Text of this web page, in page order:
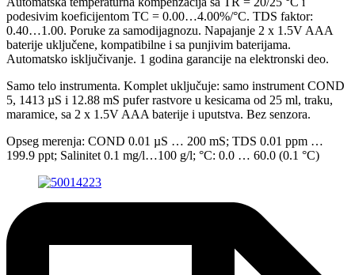
podesivim koeficijentom TC = 0.00…4.00%/°C. TDS faktor:
0.40…1.00. Poruke za samodijagnozu. Napajanje 2 x 1.5V AAA
baterije uključene, kompatibilne i sa punjivim baterijama.
Automatsko isključivanje. 1 godina garancije na elektronski deo.
Samo telo instrumenta. Komplet uključuje: samo instrument COND
5, 1413 µS i 12.88 mS pufer rastvore u kesicama od 25 ml, traku,
maramice, sa 2 x 1.5V AAA baterije i uputstva. Bez senzora.
Opseg merenja: COND 0.01 µS … 200 mS; TDS 0.01 ppm …
199.9 ppt; Salinitet 0.1 mg/l…100 g/l; °C: 0.0 … 60.0 (0.1 °C)